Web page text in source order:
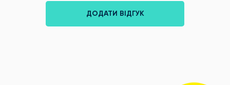
ДОДАТИ ВІДГУК